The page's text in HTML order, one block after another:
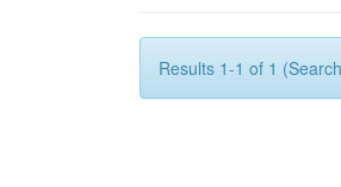
Results 1-1 of 1